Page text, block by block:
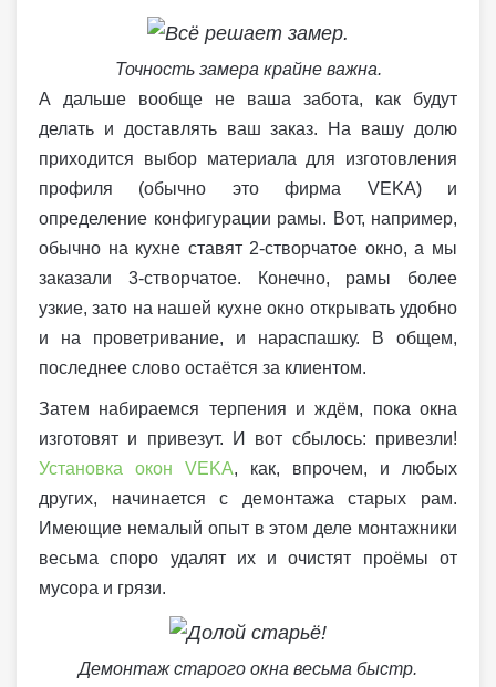
Точность замера крайне важна.
А дальше вообще не ваша забота, как будут
делать и доставлять ваш заказ. На вашу долю
приходится выбор материала для изготовления
профиля (обычно это фирма VEKA) и
определение конфигурации рамы. Вот, например,
обычно на кухне ставят 2-створчатое окно, а мы
заказали 3-створчатое. Конечно, рамы более
узкие, зато на нашей кухне окно открывать удобно
и на проветривание, и нараспашку. В общем,
последнее слово остаётся за клиентом.
Затем набираемся терпения и ждём, пока окна
изготовят и привезут. И вот сбылось: привезли!
Установка окон VEKA, как, впрочем, и любых
других, начинается с демонтажа старых рам.
Имеющие немалый опыт в этом деле монтажники
весьма споро удалят их и очистят проёмы от
мусора и грязи.
Демонтаж старого окна весьма быстр.